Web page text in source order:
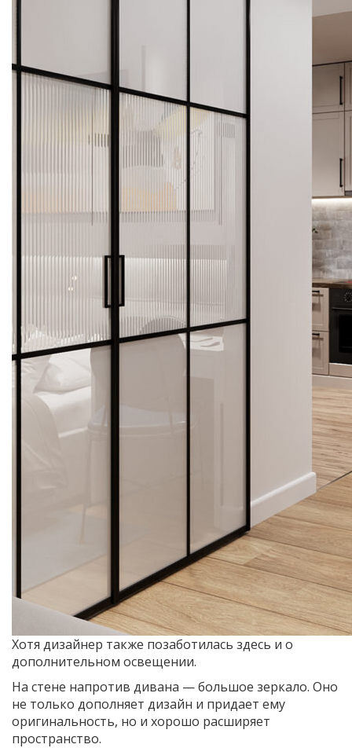
Хотя дизайнер также позаботилась здесь и о
дополнительном освещении.
На стене напротив дивана — большое зеркало. Оно
не только дополняет дизайн и придает ему
оригинальность, но и хорошо расширяет
пространство.